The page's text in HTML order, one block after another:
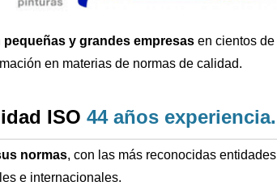
pequeñas y grandes empresas en cientos de
en materias de normas de calidad.
ISO 44 años experiencia.
normas, con las más reconocidas entidades
e internacionales.